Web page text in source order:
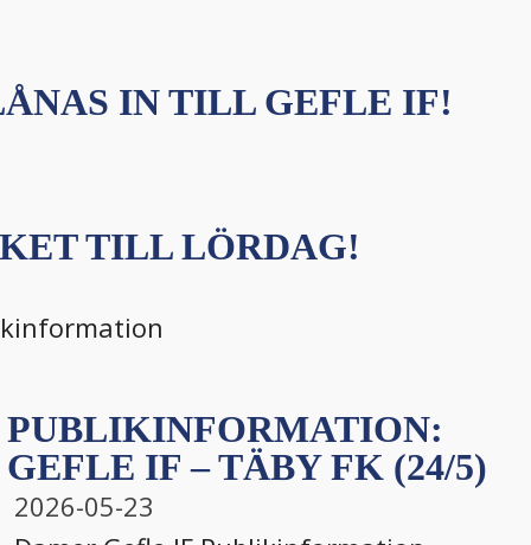
IN TILL GEFLE IF!
TILL LÖRDAG!
PUBLIKINFORMATION:
GEFLE IF – TÄBY FK (24/5)
2026-05-23